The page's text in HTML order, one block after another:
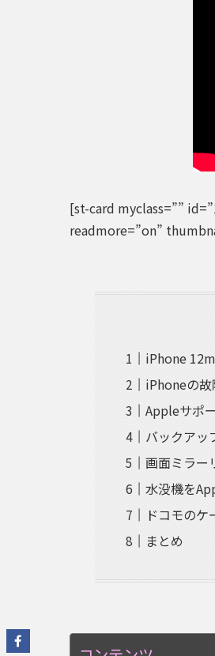
[st-card myclass=””
readmore=”on”
iPhone
iPhoneの
Appleサポ
バックアッ
画面ミラー
水没機を
ドコモの
まとめ